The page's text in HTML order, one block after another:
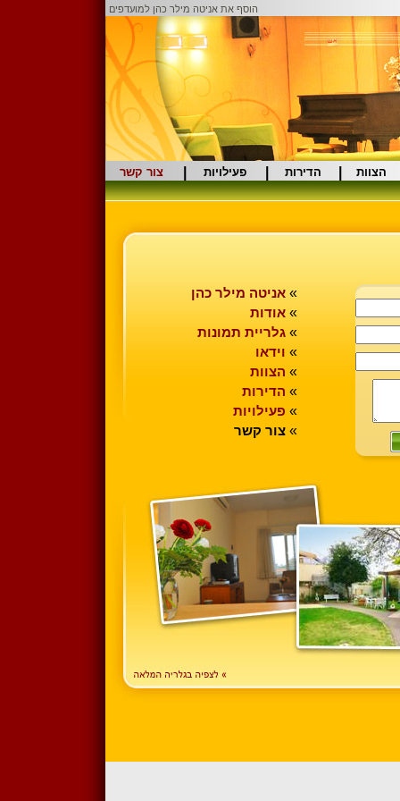
הוסף את אניטה מילר כהן למועדפים
הצוות הדירות פעילויות צור קשר
» אניטה מילר כהן
» אודות
» גלריית תמונות
» וידאו
» הצוות
» הדירות
» פעילויות
» צור קשר